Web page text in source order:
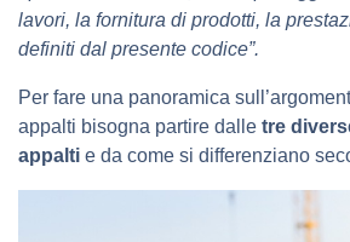
lavori, la fornitura di prodotti, la
definiti dal presente codice”.
Per fare una panoramica
appalti bisogna partire dalle tre
appalti e da come si differenziano